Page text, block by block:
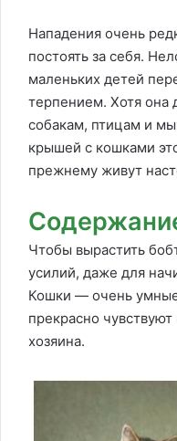
Нападения очень
постоять за себя.
маленьких детей
терпением. Хотя
собакам, птицам и
крышей с кошками
прежнему живут
Чтобы вырастить
усилий, даже для
Кошки — очень
прекрасно
хозяина.